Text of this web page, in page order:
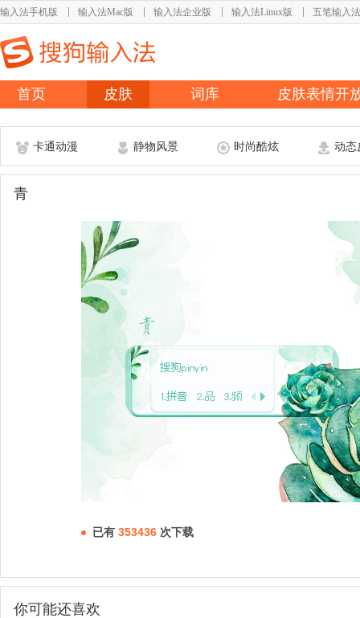
输入法手机版 输入法Mac版 输入法企业版 输入法Linux版 五笔输入法
首页 皮肤 词库 皮肤表情开
卡通动漫 静物风景 时尚酷炫 动态
青
已有 353436 次下载
你可能还喜欢